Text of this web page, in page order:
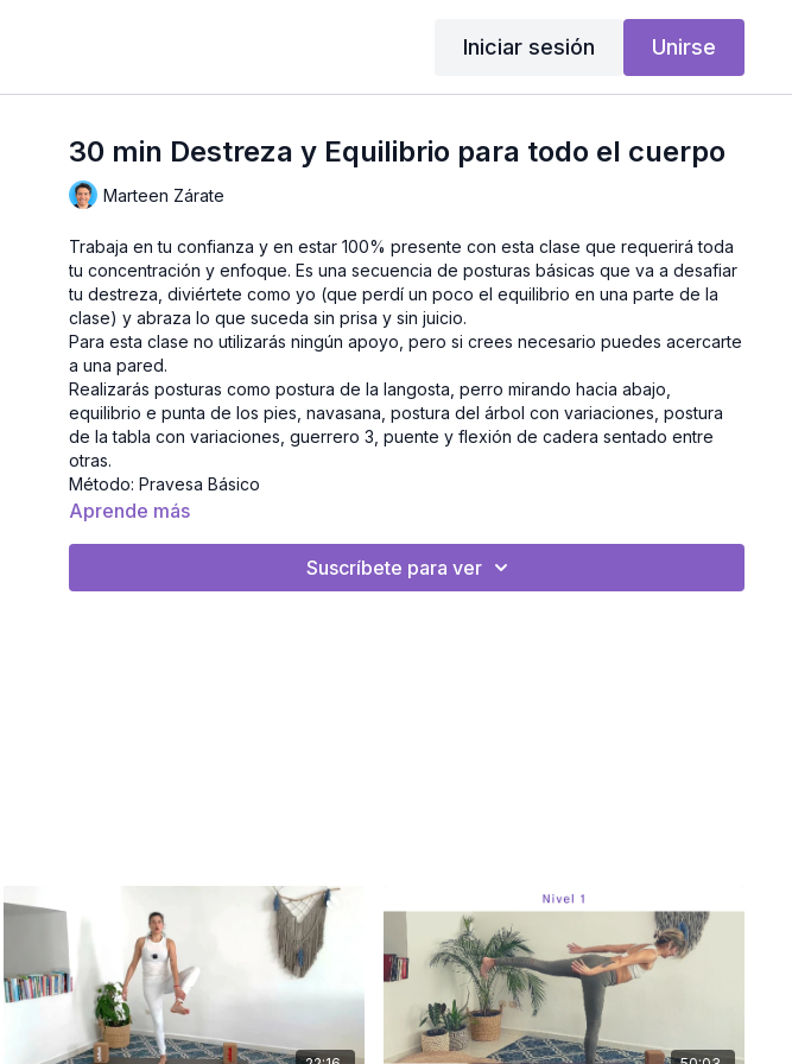
Iniciar sesión Unirse
30 min Destreza y Equilibrio para todo el cuerpo
Marteen Zárate
Trabaja en tu confianza y en estar 100% presente con esta clase que requerirá toda
tu concentración y enfoque. Es una secuencia de posturas básicas que va a desafiar
tu destreza, diviértete como yo (que perdí un poco el equilibrio en una parte de la
clase) y abraza lo que suceda sin prisa y sin juicio.
Para esta clase no utilizarás ningún apoyo, pero si crees necesario puedes acercarte
a una pared.
Realizarás posturas como postura de la langosta, perro mirando hacia abajo,
equilibrio e punta de los pies, navasana, postura del árbol con variaciones, postura
de la tabla con variaciones, guerrero 3, puente y flexión de cadera sentado entre
otras.
Método: Pravesa Básico
Nivel: Principiante
Aprende más
Suscríbete para ver